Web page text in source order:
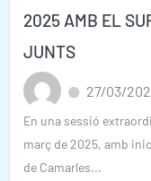
2025 AMB EL
JUNTS
27/03/
En una sessió
març de 2025, amb
de Camarles...